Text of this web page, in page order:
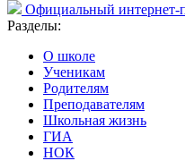
Официальный интернет-
Разделы:
О школе
Ученикам
Родителям
Преподавателям
Школьная жизнь
ГИА
НОК